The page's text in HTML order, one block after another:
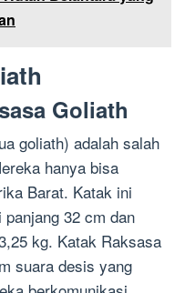
Goliath
goliath) adalah salah
hanya bisa
Barat. Katak ini
32 cm dan
kg. Katak Raksasa
suara desis yang